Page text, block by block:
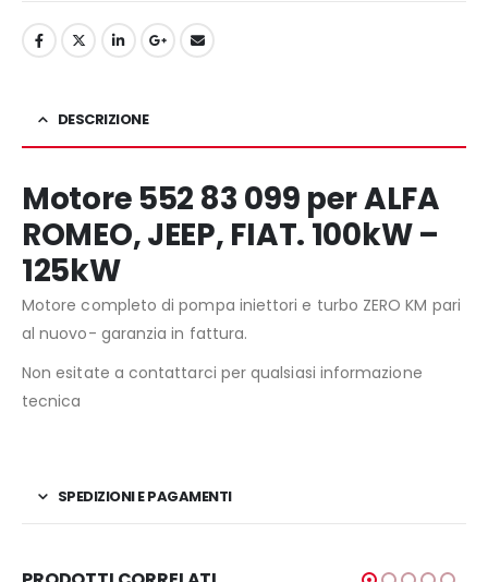
DESCRIZIONE
Motore 552 83 099 per ALFA
ROMEO, JEEP, FIAT. 100kW –
125kW
Motore completo di pompa iniettori e turbo ZERO KM pari
al nuovo- garanzia in fattura.
Non esitate a contattarci per qualsiasi informazione
tecnica
SPEDIZIONI E PAGAMENTI